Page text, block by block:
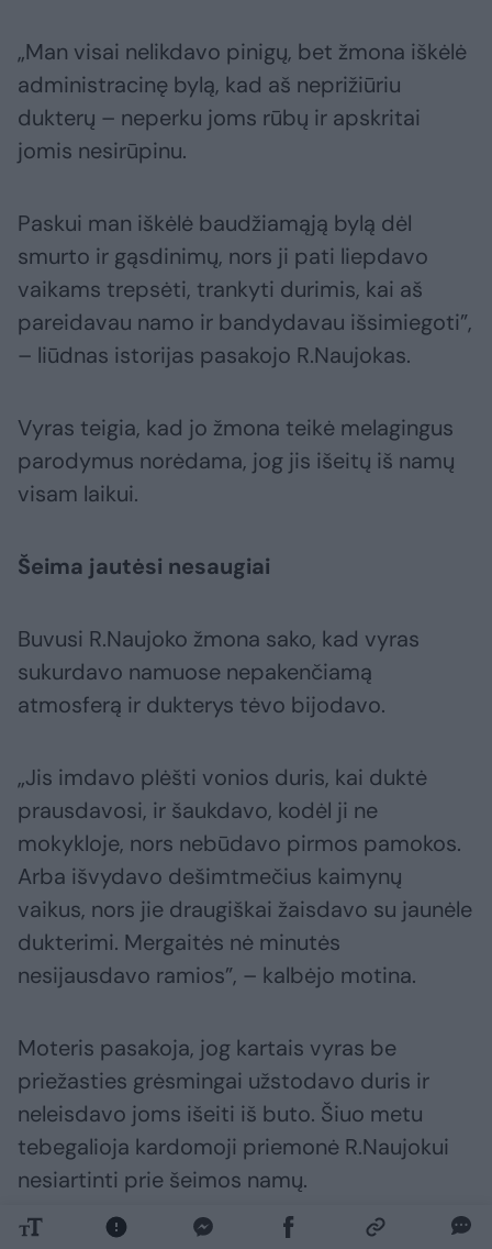
„Man visai nelikdavo pinigų, bet žmona iškėlė
administracinę bylą, kad aš neprižiūriu
dukterų – neperku joms rūbų ir apskritai
jomis nesirūpinu.
Paskui man iškėlė baudžiamąją bylą dėl
smurto ir gąsdinimų, nors ji pati liepdavo
vaikams trepsėti, trankyti durimis, kai aš
pareidavau namo ir bandydavau išsimiegoti”,
– liūdnas istorijas pasakojo R.Naujokas.
Vyras teigia, kad jo žmona teikė melagingus
parodymus norėdama, jog jis išeitų iš namų
visam laikui.
Šeima jautėsi nesaugiai
Buvusi R.Naujoko žmona sako, kad vyras
sukurdavo namuose nepakenčiamą
atmosferą ir dukterys tėvo bijodavo.
„Jis imdavo plėšti vonios duris, kai duktė
prausdavosi, ir šaukdavo, kodėl ji ne
mokykloje, nors nebūdavo pirmos pamokos.
Arba išvydavo dešimtmečius kaimynų
vaikus, nors jie draugiškai žaisdavo su jaunėle
dukterimi. Mergaitės nė minutės
nesijausdavo ramios”, – kalbėjo motina.
Moteris pasakoja, jog kartais vyras be
priežasties grėsmingai užstodavo duris ir
neleisdavo joms išeiti iš buto. Šiuo metu
tebegalioja kardomoji priemonė R.Naujokui
nesiartinti prie šeimos namų.